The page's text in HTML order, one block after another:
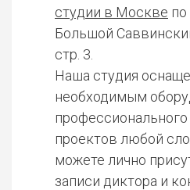
студии в Москве
Большой
стр. 3.
Наша студия
необходимым
проектов любой
можете лично
записи диктора и